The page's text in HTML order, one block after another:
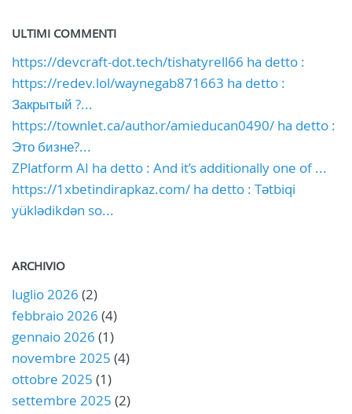
ULTIMI COMMENTI
https://devcraft-dot.tech/tishatyrell66 ha detto :
https://redev.lol/waynegab871663 ha detto :
Закрытый ?...
https://townlet.ca/author/amieducan0490/ ha detto :
Это бизне?...
ZPlatform AI ha detto : And it’s additionally one of ...
https://1xbetindirapkaz.com/ ha detto : Tətbiqi
yüklədikdən so...
ARCHIVIO
luglio 2026 (2)
febbraio 2026 (4)
gennaio 2026 (1)
novembre 2025 (4)
ottobre 2025 (1)
settembre 2025 (2)